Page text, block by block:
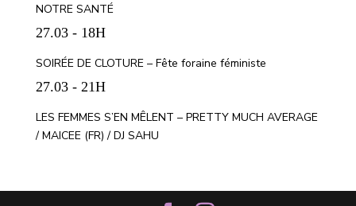
NOTRE SANTÉ
27.03 - 18H
SOIRÉE DE CLOTURE – Fête foraine féministe
27.03 - 21H
LES FEMMES S’EN MÊLENT – PRETTY MUCH AVERAGE
/ MAICEE (FR) / DJ SAHU